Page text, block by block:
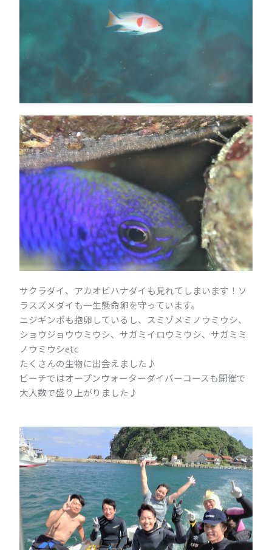
サクラダイ、アカオビハナダイも見れてしまいます！ソ
ラスズメダイも一生懸命卵を守っています。
ニジギンポも抱卵しているし、スミゾメミノウミウシ、
ショウジョウウミウシ、サガミイロウミウシ、サガミミ
ノウミウシetc
たくさんの生物に出会えました♪
ビーチではオープンウォーターダイバーコースも開催で
大人数で盛り上がりました♪